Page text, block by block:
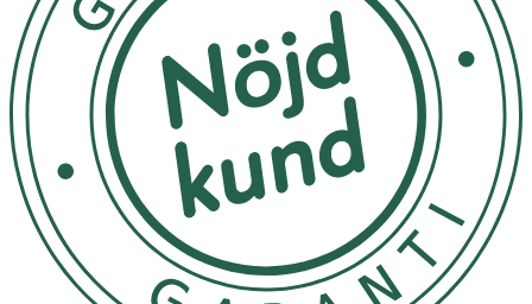
- För att säkerställa säkerhet och hygien, byt napp efter
1-2 månader.
- Provdra alltid nappen före varje användning.
- Förvara nappen i dagsljus (inte solljus) under dagen för
att få knoppen att lysa i mörkret.
- Lämna inte nappen i direkt solljus eller nära en
värmekälla.
Material